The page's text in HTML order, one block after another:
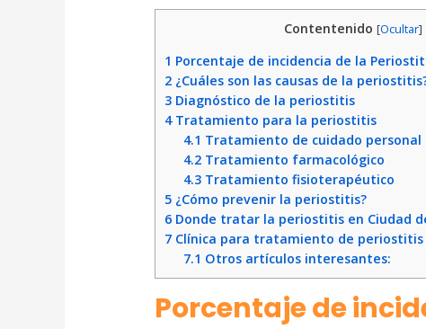
Contentenido [Ocultar]
1 Porcentaje de incidencia de la
2 ¿Cuáles son las causas de la
3 Diagnóstico de la periostitis
4Tratamiento para la periostitis
4.1 Tratamiento de cuidado personal
4.2 Tratamiento farmacológico
4.3 Tratamiento fisioterapéutico
5 ¿Cómo prevenir la periostitis?
6 Donde tratar la periostitis en Ciudad
7 Clínica para tratamiento de periostitis
7.1 Otros artículos interesantes:
Porcentaje de